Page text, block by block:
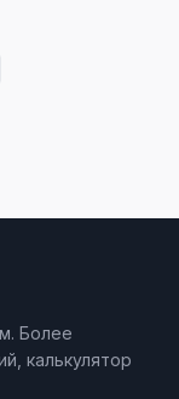
Более
калькулятор